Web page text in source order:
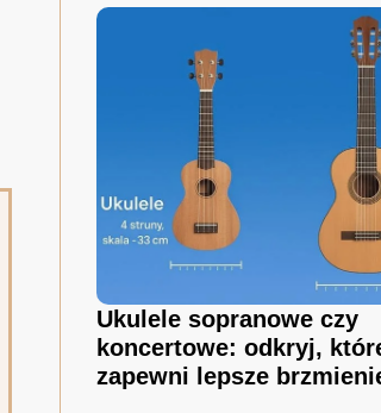
Ukulele sopranowe czy
koncertowe: odkryj,
zapewni lepsze